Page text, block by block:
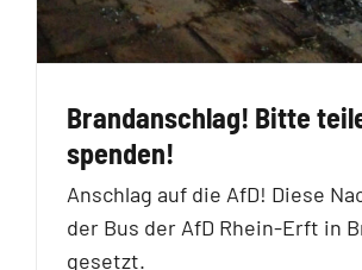
Brandanschlag! Bitte
spenden!
Anschlag auf die AfD! Diese
der Bus der AfD Rhein-Erft in
gesetzt.